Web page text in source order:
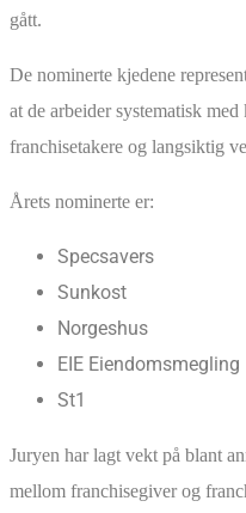
gått.
De nominerte kjedene
at de arbeider systematisk
franchisetakere og langsiktig
Årets nominerte er:
Specsavers
Sunkost
Norgeshus
EIE Eiendomsmegling
St1
Juryen har lagt vekt på blant
mellom franchisegiver og